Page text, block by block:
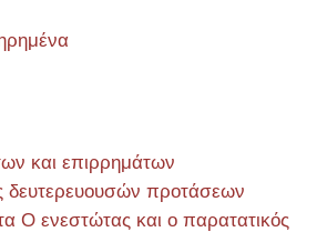
και επιρρημάτων
δευτερευουσών προτάσεων
Ο ενεστώτας και ο παρατατικός